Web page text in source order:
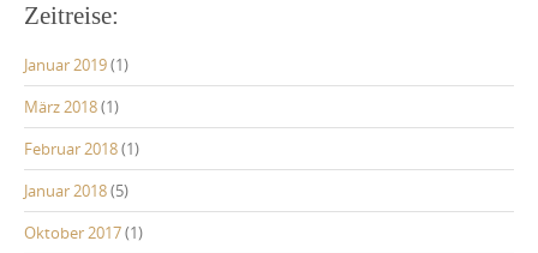
Zeitreise:
Januar 2019(1)
März 2018(1)
Februar 2018(1)
Januar 2018(5)
Oktober 2017(1)